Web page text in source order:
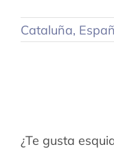
Cataluña,
¿Te gusta